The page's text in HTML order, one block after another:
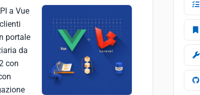
a Vue
portale
da
con